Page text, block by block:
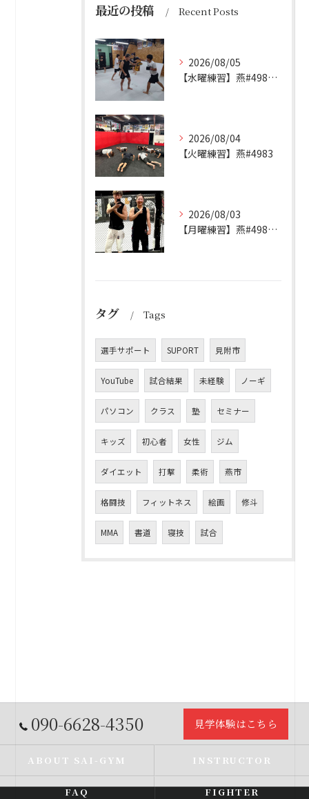
最近の投稿 Recent Posts
2026/08/05
【水曜練習】燕#4984見附#492
2026/08/04
【火曜練習】燕#4983
2026/08/03
【月曜練習】燕#4982見附#491
タグ Tags
選手サポート SUPORT 見附市
YouTube 試合結果 未経験 ノーギ
パソコン クラス 塾 セミナー
キッズ 初心者 女性 ジム
ダイエット 打撃 柔術 燕市
格闘技 フィットネス 絵画 修斗
MMA 書道 寝技 試合
090-6628-4350 見学体験はこちら
ABOUT SAI-GYM INSTRUCTOR
FAQ FIGHTER